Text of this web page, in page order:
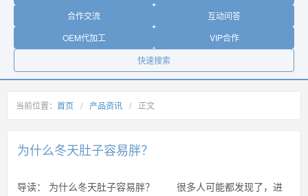
合作交流
互动问答
OEM代加工
VIP合作
快速搜索
当前位置： 首页 / 产品资讯 / 正文
为什么冬天肚子容易胖？
导读：
为什么冬天肚子容易胖？ 很多人可能都发现了，进